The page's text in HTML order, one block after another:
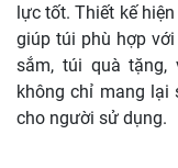
lực tốt. Thiết kế
giúp túi phù hợp
sắm, túi quà
không chỉ mang lại
cho người sử dụng.